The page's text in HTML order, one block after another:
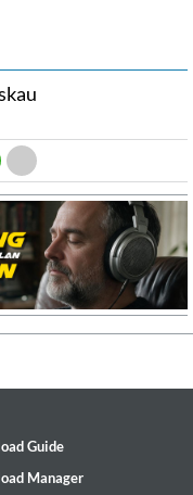
Guide
Manager